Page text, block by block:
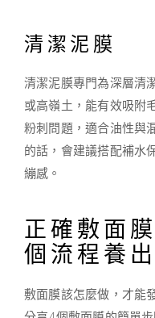
清潔泥膜
清潔泥膜專門為深層清
或高嶺土，能有效吸附
粉刺問題，適合油性與
的話，會建議搭配補水
繃感。
正確敷面
個流程養
敷面膜該怎麼做，才能